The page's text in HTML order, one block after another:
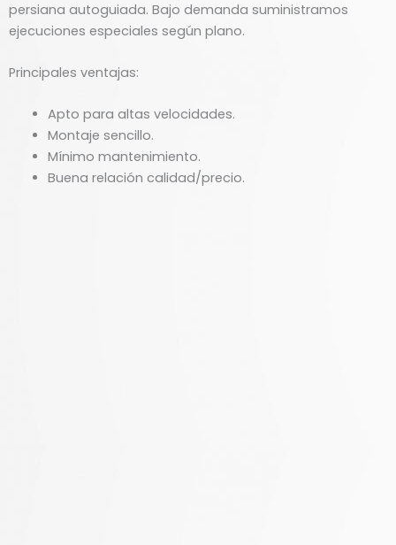
persiana autoguiada. Bajo demanda suministramos
ejecuciones especiales según plano.
Principales ventajas:
Apto para altas velocidades.
Montaje sencillo.
Mínimo mantenimiento.
Buena relación calidad/precio.